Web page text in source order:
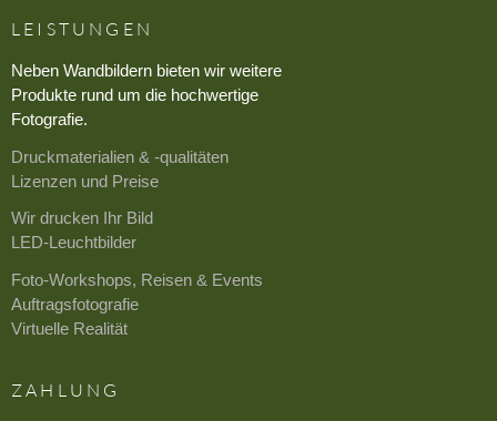
LEISTUNGEN
Neben Wandbildern bieten wir weitere
Produkte rund um die hochwertige
Fotografie.
Druckmaterialien & -qualitäten
Lizenzen und Preise
Wir drucken Ihr Bild
LED-Leuchtbilder
Foto-Workshops, Reisen & Events
Auftragsfotografie
Virtuelle Realität
ZAHLUNG